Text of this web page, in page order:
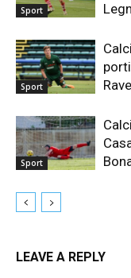
Sport
Sport
Sport
LEAVE A REPLY